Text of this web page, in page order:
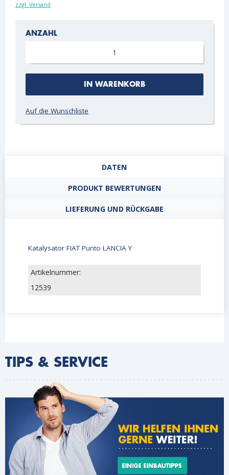
zzgl. Versand
ANZAHL
IN WARENKORB
Auf die Wunschliste
DATEN
PRODUKT BEWERTUNGEN
LIEFERUNG UND RÜCKGABE
Katalysator FIAT Punto LANCIA Y
Artikelnummer:
12539
TIPS & SERVICE